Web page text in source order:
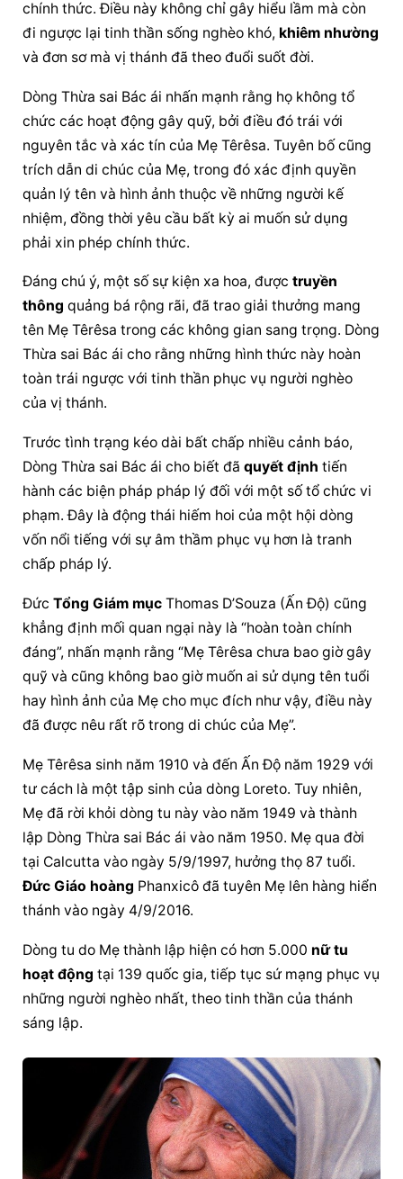
chính thức. Điều này không chỉ gây hiểu lầm mà còn
đi ngược lại tinh thần sống nghèo khó, khiêm nhường
và đơn sơ mà vị thánh đã theo đuổi suốt đời.
Dòng Thừa sai Bác ái nhấn mạnh rằng họ không tổ
chức các hoạt động gây quỹ, bởi điều đó trái với
nguyên tắc và xác tín của Mẹ Têrêsa. Tuyên bố cũng
trích dẫn di chúc của Mẹ, trong đó xác định quyền
quản lý tên và hình ảnh thuộc về những người kế
nhiệm, đồng thời yêu cầu bất kỳ ai muốn sử dụng
phải xin phép chính thức.
Đáng chú ý, một số sự kiện xa hoa, được truyền
thông quảng bá rộng rãi, đã trao giải thưởng mang
tên Mẹ Têrêsa trong các không gian sang trọng. Dòng
Thừa sai Bác ái cho rằng những hình thức này hoàn
toàn trái ngược với tinh thần phục vụ người nghèo
của vị thánh.
Trước tình trạng kéo dài bất chấp nhiều cảnh báo,
Dòng Thừa sai Bác ái cho biết đã quyết định tiến
hành các biện pháp pháp lý đối với một số tổ chức vi
phạm. Đây là động thái hiếm hoi của một hội dòng
vốn nổi tiếng với sự âm thầm phục vụ hơn là tranh
chấp pháp lý.
Đức Tổng Giám mục Thomas D’Souza (Ấn Độ) cũng
khẳng định mối quan ngại này là “hoàn toàn chính
đáng”, nhấn mạnh rằng “Mẹ Têrêsa chưa bao giờ gây
quỹ và cũng không bao giờ muốn ai sử dụng tên tuổi
hay hình ảnh của Mẹ cho mục đích như vậy, điều này
đã được nêu rất rõ trong di chúc của Mẹ”.
Mẹ Têrêsa sinh năm 1910 và đến Ấn Độ năm 1929 với
tư cách là một tập sinh của dòng Loreto. Tuy nhiên,
Mẹ đã rời khỏi dòng tu này vào năm 1949 và thành
lập Dòng Thừa sai Bác ái vào năm 1950. Mẹ qua đời
Đức Giáo hoàng Phanxicô đã tuyên Mẹ lên hàng hiển
thánh vào ngày 4/9/2016.
Dòng tu do Mẹ thành lập hiện có hơn 5.000 nữ tu
hoạt động tại 139 quốc gia, tiếp tục sứ mạng phục vụ
những người nghèo nhất, theo tinh thần của thánh
sáng lập.